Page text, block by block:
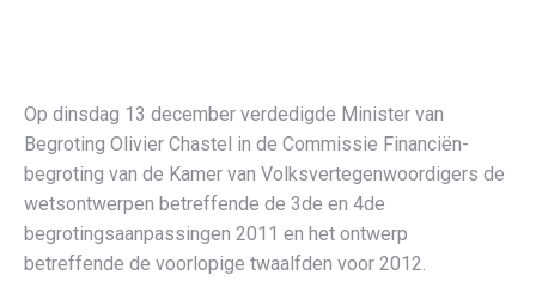
Op dinsdag 13 december verdedigde Minister van
Begroting Olivier Chastel in de Commissie Financiën-
begroting van de Kamer van Volksvertegenwoordigers de
wetsontwerpen betreffende de 3de en 4de
begrotingsaanpassingen 2011 en het ontwerp
betreffende de voorlopige twaalfden voor 2012.